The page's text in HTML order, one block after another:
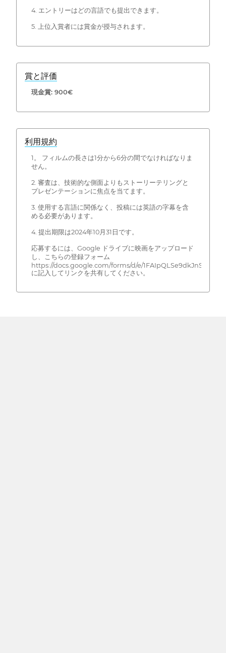
4. エントリーはどの言語でも提出できます。
5. 上位入賞者には賞金が授与されます。
賞と評価
現金賞: 900€
利用規約
1。 フィルムの長さは1分から6分の間でなければなりま
せん。
2. 審査は、技術的な側面よりもストーリーテリングと
プレゼンテーションに焦点を当てます。
3. 使用する言語に関係なく、投稿には英語の字幕を含
める必要があります。
4. 提出期限は2024年10月31日です。
応募するには、Google ドライブに映画をアップロード
し、こちらの登録フォーム
https://docs.google.com/forms/d/e/
に記入してリンクを共有してください。